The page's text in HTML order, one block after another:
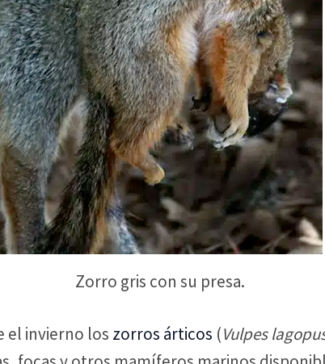
Zorro gris con su presa.
el invierno los zorros árticos (Vulpes